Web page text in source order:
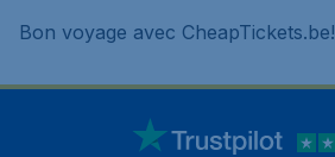
Bon voyage avec CheapTickets.be!